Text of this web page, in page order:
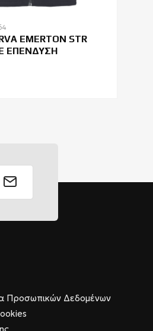
EMERTON STR
ΕΠΕΝΔΥΣΗ
Προσωπικών Δεδομένων